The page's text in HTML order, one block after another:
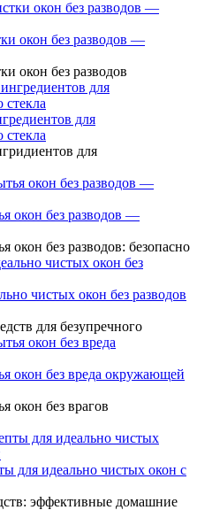
окон без разводов —
окон без разводов
для
стекла
для
окон без разводов —
окон без разводов: безопасно
чистых окон без разводов
для безупречного
окон без вреда окружающей
окон без врагов
для идеально чистых окон с
эффективные домашние